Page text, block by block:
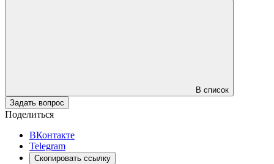
В список
Задать вопрос
Поделиться
ВКонтакте
Telegram
Скопировать ссылку